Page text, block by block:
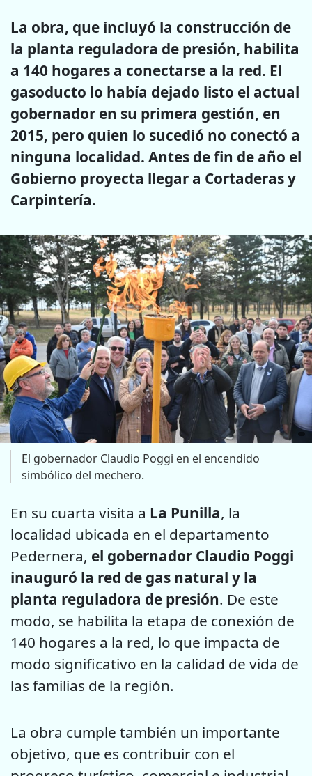
La obra, que incluyó la construcción de
la planta reguladora de presión, habilita
a 140 hogares a conectarse a la red. El
gasoducto lo había dejado listo el actual
gobernador en su primera gestión, en
2015, pero quien lo sucedió no conectó a
ninguna localidad. Antes de fin de año el
Gobierno proyecta llegar a Cortaderas y
Carpintería.
El gobernador Claudio Poggi en el encendido
simbólico del mechero.
En su cuarta visita a La Punilla, la
localidad ubicada en el departamento
Pedernera, el gobernador Claudio Poggi
inauguró la red de gas natural y la
planta reguladora de presión. De este
modo, se habilita la etapa de conexión de
140 hogares a la red, lo que impacta de
modo significativo en la calidad de vida de
las familias de la región.
La obra cumple también un importante
objetivo, que es contribuir con el